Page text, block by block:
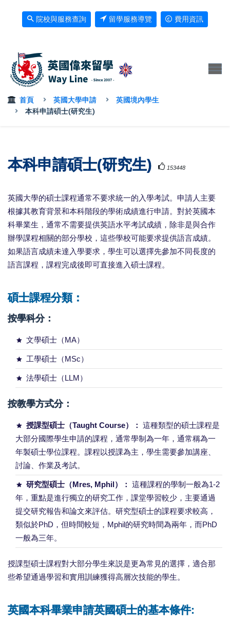
院校與服務查詢 留學服務導覽 費用資訊
首頁 英國大學申請
英國境內學生
本科申請碩士(研究生)
本科申請碩士(研究生) 153448
英國大學的碩士課程通常不要求統一的入學考試。申請人主要
根據其教育背景和本科階段的學術成績進行申請。對於英國本
科畢業生，通常不需要提供英語水平考試成績，除非是與合作
辦學課程相關的部分學校，這些學校可能要求提供語言成績。
如果語言成績未達入學要求，學生可以選擇先參加不同長度的
語言課程，課程完成後即可直接進入碩士課程。
碩士課程分類：
按學科分：
文學碩士（MA）
工學碩士（MSc）
法學碩士（LLM）
按教學方式分：
授課型碩士（Taught Course）：
這種類型的碩士課程是
大部分國際學生申請的課程，通常學制為一年，通常稱為一
年製碩士學位課程。課程以授課為主，學生需要參加講座、
討論、作業及考試。
研究型碩士（Mres, Mphil）：
這種課程的學制一般為1-2
年，重點是進行獨立的研究工作，課堂學習較少，主要通過
提交研究報告和論文來評估。研究型碩士的課程要求較高，
類似於PhD，但時間較短，Mphil的研究時間為兩年，而PhD
一般為三年。
授課型碩士課程對大部分學生來説是更為常見的選擇，適合那
些希望通過學習和實用訓練獲得高層次技能的學生。
英國本科畢業申請英國碩士的基本條件: